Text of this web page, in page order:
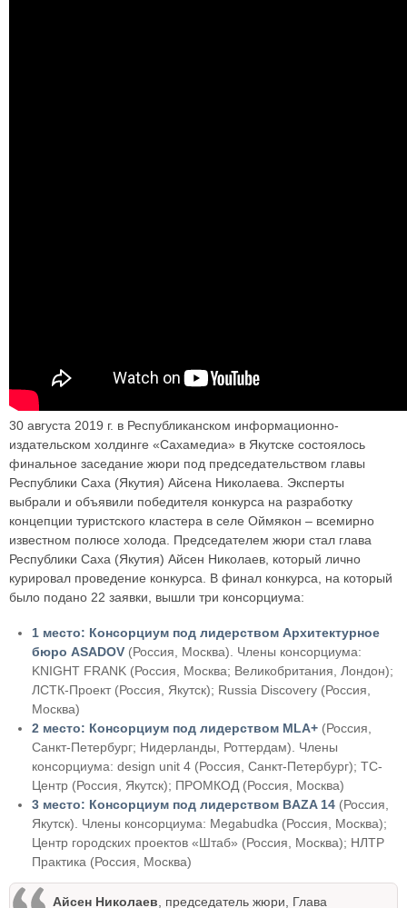
30 августа 2019 г. в Республиканском информационно-
издательском холдинге «Сахамедиа» в Якутске состоялось
финальное заседание жюри под председательством главы
Республики Саха (Якутия) Айсена Николаева. Эксперты
выбрали и объявили победителя конкурса на разработку
концепции туристского кластера в селе Оймякон – всемирно
известном полюсе холода. Председателем жюри стал глава
Республики Саха (Якутия) Айсен Николаев, который лично
курировал проведение конкурса. В финал конкурса, на который
было подано 22 заявки, вышли три консорциума:
1 место: Консорциум под лидерством Архитектурное
бюро ASADOV (Россия, Москва). Члены консорциума:
KNIGHT FRANK (Россия, Москва; Великобритания, Лондон);
ЛСТК-Проект (Россия, Якутск); Russia Discovery (Россия,
Москва)
2 место: Консорциум под лидерством MLA+ (Россия,
Санкт-Петербург; Нидерланды, Роттердам). Члены
консорциума: design unit 4 (Россия, Санкт-Петербург); ТС-
Центр (Россия, Якутск); ПРОМКОД (Россия, Москва)
3 место: Консорциум под лидерством BAZA 14 (Россия,
Якутск). Члены консорциума: Megabudka (Россия, Москва);
Центр городских проектов «Штаб» (Россия, Москва); НЛТР
Практика (Россия, Москва)
Айсен Николаев , председатель жюри, Глава